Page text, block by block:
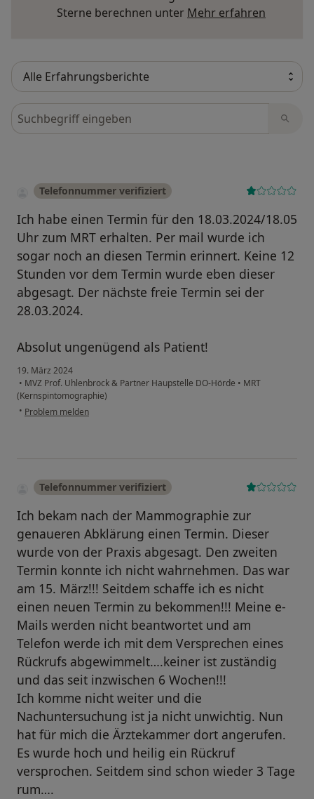
Sterne berechnen unter Mehr erfahren
Bewertungen durchsuchen
Telefonnummer verifiziert
Ich habe einen Termin für den 18.03.2024/18.05
Uhr zum MRT erhalten. Per mail wurde ich
sogar noch an diesen Termin erinnert. Keine 12
Stunden vor dem Termin wurde eben dieser
abgesagt. Der nächste freie Termin sei der
28.03.2024.
Absolut ungenügend als Patient!
19. März 2024
• MVZ Prof. Uhlenbrock & Partner Haupstelle DO-Hörde • MRT
(Kernspintomographie)
• Problem melden
Telefonnummer verifiziert
Ich bekam nach der Mammographie zur
genaueren Abklärung einen Termin. Dieser
wurde von der Praxis abgesagt. Den zweiten
Termin konnte ich nicht wahrnehmen. Das war
am 15. März!!! Seitdem schaffe ich es nicht
einen neuen Termin zu bekommen!!! Meine e-
Mails werden nicht beantwortet und am
Telefon werde ich mit dem Versprechen eines
Rückrufs abgewimmelt….keiner ist zuständig
und das seit inzwischen 6 Wochen!!!
Ich komme nicht weiter und die
Nachuntersuchung ist ja nicht unwichtig. Nun
hat für mich die Ärztekammer dort angerufen.
Es wurde hoch und heilig ein Rückruf
versprochen. Seitdem sind schon wieder 3 Tage
rum….